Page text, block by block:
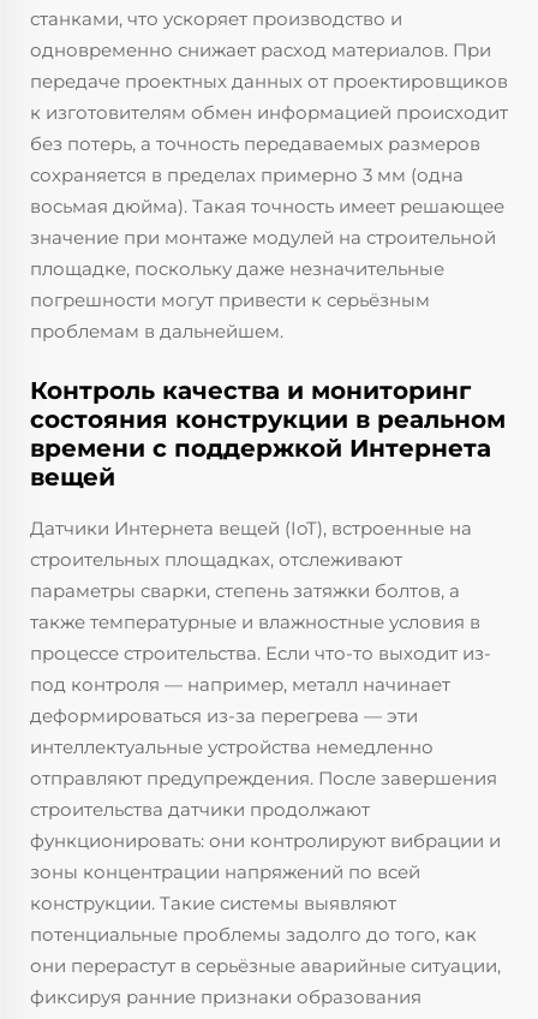
станками, что ускоряет производство и
одновременно снижает расход материалов. При
передаче проектных данных от проектировщиков
к изготовителям обмен информацией происходит
без потерь, а точность передаваемых размеров
сохраняется в пределах примерно 3 мм (одна
восьмая дюйма). Такая точность имеет решающее
значение при монтаже модулей на строительной
площадке, поскольку даже незначительные
погрешности могут привести к серьёзным
проблемам в дальнейшем.
Контроль качества и мониторинг
состояния конструкции в реальном
времени с поддержкой Интернета
вещей
Датчики Интернета вещей (IoT), встроенные на
строительных площадках, отслеживают
параметры сварки, степень затяжки болтов, а
также температурные и влажностные условия в
процессе строительства. Если что-то выходит из-
под контроля — например, металл начинает
деформироваться из-за перегрева — эти
интеллектуальные устройства немедленно
отправляют предупреждения. После завершения
строительства датчики продолжают
функционировать: они контролируют вибрации и
зоны концентрации напряжений по всей
конструкции. Такие системы выявляют
потенциальные проблемы задолго до того, как
они перерастут в серьёзные аварийные ситуации,
фиксируя ранние признаки образования